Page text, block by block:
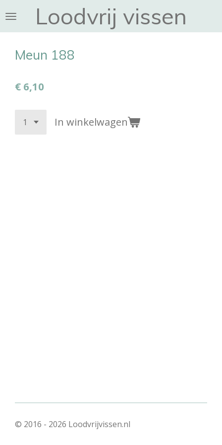
direct
naar
hoofdinhoud
Loodvrij vissen
Meun 188
€ 6,10
In winkelwagen
© 2016 - 2026 Loodvrijvissen.nl